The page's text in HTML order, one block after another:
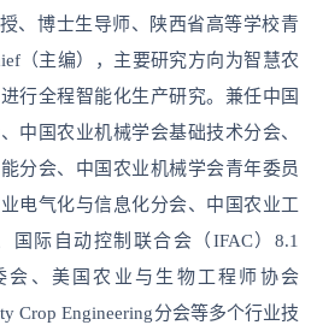
、博士生导师、陕西省高等学校青
（主编），主要研究方向为智慧农
行全程智能化生产研究。兼任中国
中国农业机械学会基础技术分会、
分会、中国农业机械学会青年委员
电气化与信息化分会、中国农业工
国际自动控制联合会（IFAC）8.1
会、美国农业与生物工程师协会
Crop Engineering分会等多个行业技